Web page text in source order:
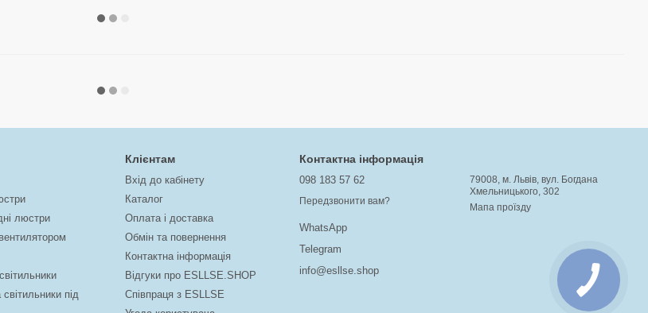
люстри
під
Клієнтам
Вхід до кабінету
Каталог
Оплата і доставка
Обмін та повернення
Контактна інформація
Відгуки про ESLLSE.SHOP
Співпраця з ESLLSE
Контактна інформація
098 183 57 62
Передзвонити вам?
WhatsApp
Telegram
info@esllse.shop
79008, м. Львів, вул. Богдана
Хмельницького, 302
Мапа проїзду